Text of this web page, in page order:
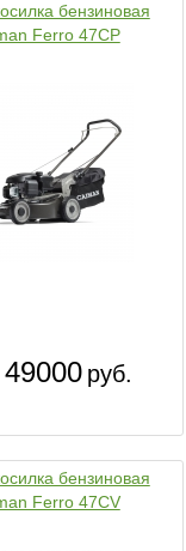
бензиновая
Ferro 47CP
49000 руб.
бензиновая
Ferro 47CV